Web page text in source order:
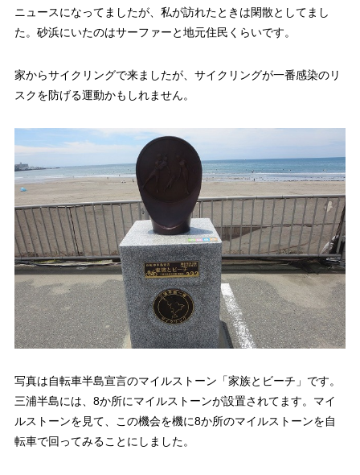
ニュースになってましたが、私が訪れたときは閑散としてまし
た。砂浜にいたのはサーファーと地元住民くらいです。
家からサイクリングで来ましたが、サイクリングが一番感染のリ
スクを防げる運動かもしれません。
写真は自転車半島宣言のマイルストーン「家族とビーチ」です。
三浦半島には、8か所にマイルストーンが設置されてます。マイ
ルストーンを見て、この機会を機に8か所のマイルストーンを自
転車で回ってみることにしました。